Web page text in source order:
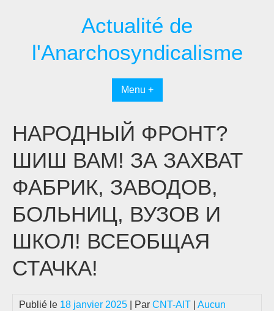
Actualité de
l'Anarchosyndicalisme
Menu +
НАРОДНЫЙ ФРОНТ?
ШИШ ВАМ! ЗА ЗАХВАТ
ФАБРИК, ЗАВОДОВ,
БОЛЬНИЦ, ВУЗОВ И
ШКОЛ! ВСЕОБЩАЯ
СТАЧКА!
Publié le 18 janvier 2025 | Par CNT-AIT
Aucun